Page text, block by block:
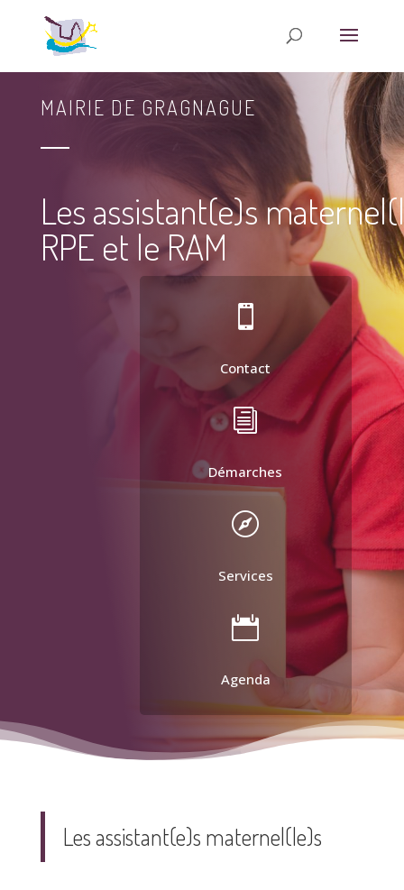
MAIRIE DE GRAGNAGUE
Les assistant(e)s
RPE et le RAM

Contact
i
Démarches

Services

Agenda
Les assistant(e)s maternel(le)s